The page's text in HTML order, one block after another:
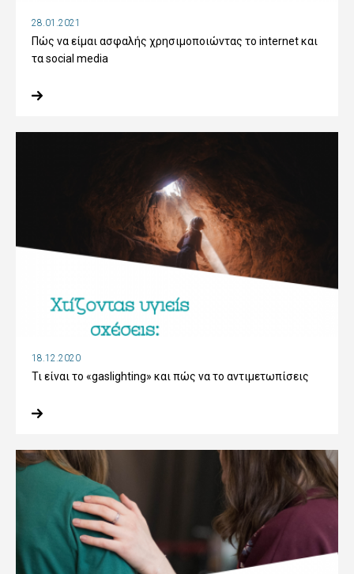
28.01.2021
Πώς να είμαι ασφαλής χρησιμοποιώντας το internet και
τα social media
18.12.2020
Τι είναι το «gaslighting» και πώς να το αντιμετωπίσεις